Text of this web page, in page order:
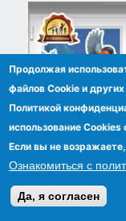
Продолжая
файлов Сookie и
Политикой
использование
Если вы не
Ознакомиться с
Да, я согласен